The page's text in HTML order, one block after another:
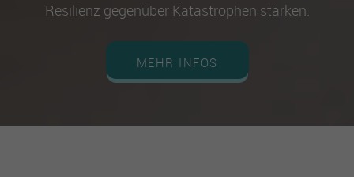
Resilienz gegenüber Katastrophen stärken.
MEHR INFOS